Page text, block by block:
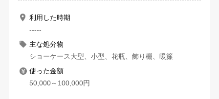
利用した時期
-----
主な処分物
ショーケース大型、小型、花瓶、飾り棚、暖簾
使った金額
50,000～100,000円